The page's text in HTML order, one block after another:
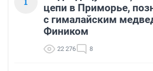
цепи в Приморье,
с гималайским
Фиником
22 276 8